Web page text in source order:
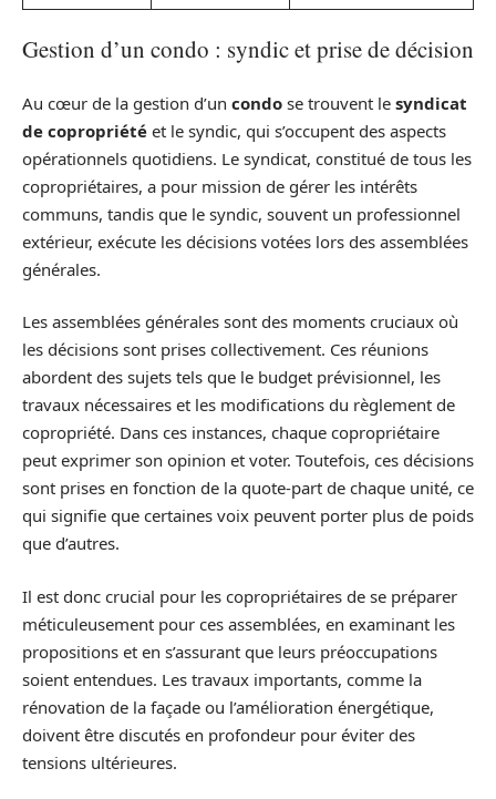
Gestion d’un condo : syndic et prise de décision
Au cœur de la gestion d’un condo se trouvent le syndicat
de copropriété et le syndic, qui s’occupent des aspects
opérationnels quotidiens. Le syndicat, constitué de tous les
copropriétaires, a pour mission de gérer les intérêts
communs, tandis que le syndic, souvent un professionnel
extérieur, exécute les décisions votées lors des assemblées
générales.
Les assemblées générales sont des moments cruciaux où
les décisions sont prises collectivement. Ces réunions
abordent des sujets tels que le budget prévisionnel, les
travaux nécessaires et les modifications du règlement de
copropriété. Dans ces instances, chaque copropriétaire
peut exprimer son opinion et voter. Toutefois, ces décisions
sont prises en fonction de la quote-part de chaque unité, ce
qui signifie que certaines voix peuvent porter plus de poids
que d’autres.
Il est donc crucial pour les copropriétaires de se préparer
méticuleusement pour ces assemblées, en examinant les
propositions et en s’assurant que leurs préoccupations
soient entendues. Les travaux importants, comme la
rénovation de la façade ou l’amélioration énergétique,
doivent être discutés en profondeur pour éviter des
tensions ultérieures.